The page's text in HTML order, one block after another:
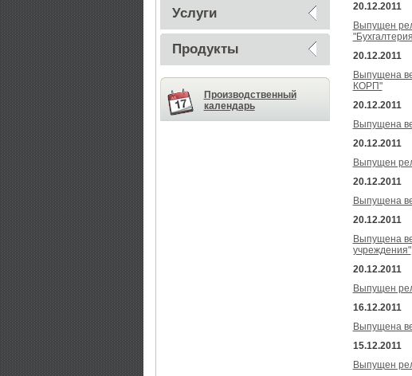
Услуги
Продукты
Производственный
календарь
20.12.2011
Выпущен
20.12.2011
Выпущена
КОРП"
20.12.2011
Выпущена
20.12.2011
Выпущен
20.12.2011
Выпущена
20.12.2011
Выпущена
учреждения"
20.12.2011
Выпущен
16.12.2011
Выпущена
15.12.2011
Выпущен